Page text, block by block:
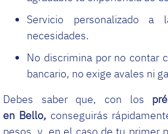
Servicio personalizado
necesidades.
No discrimina por no contar
bancario, no exige avales ni
Debes saber que, con los
en Bello, conseguirás